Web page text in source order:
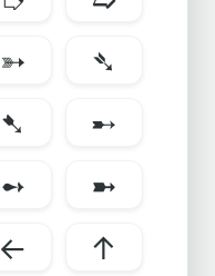
➳
➴
➷
➸
➻
➼
←
↑